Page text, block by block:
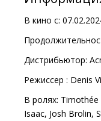
В кино с:
Дистрибьютор:
Pежиссер : Denis
В ролях: Timothée
Isaac, Josh Brolin,